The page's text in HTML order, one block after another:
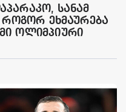
სანამ
ეხმაურება
ოლიმპიური